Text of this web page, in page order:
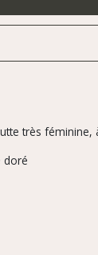
très
doré